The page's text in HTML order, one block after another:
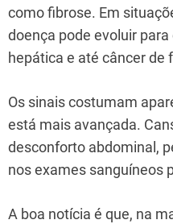
como fibrose. Em
doença pode evoluir
hepática e até câncer de
Os sinais costumam
está mais avançada.
desconforto abdominal,
nos exames sanguíneos
A boa notícia é que, na